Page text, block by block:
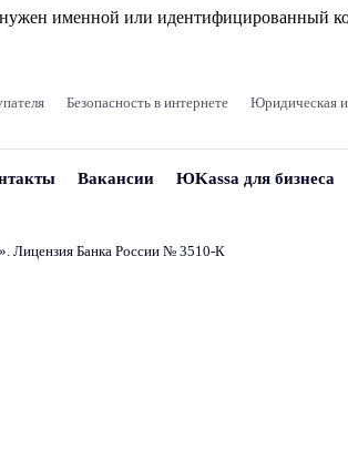
нужен именной или идентифицированный
Безопасность в интернете Юридическая
Вакансии ЮKassa для бизнеса
». Лицензия Банка России № 3510‑К